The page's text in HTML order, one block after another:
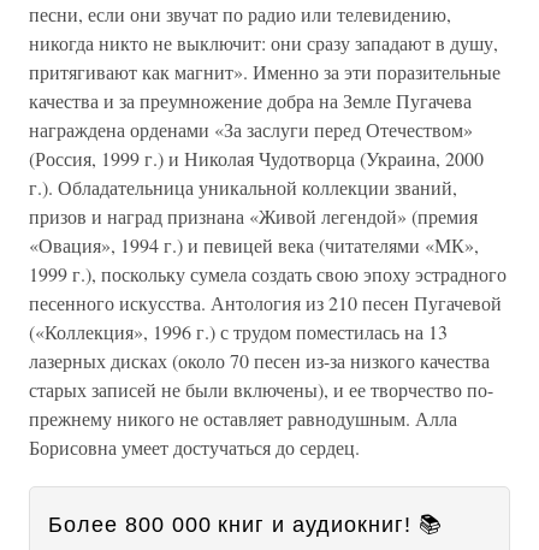
песни, если они звучат по радио или телевидению,
никогда никто не выключит: они сразу западают в душу,
притягивают как магнит». Именно за эти поразительные
качества и за преумножение добра на Земле Пугачева
награждена орденами «За заслуги перед Отечеством»
(Россия, 1999 г.) и Николая Чудотворца (Украина, 2000
г.). Обладательница уникальной коллекции званий,
призов и наград признана «Живой легендой» (премия
«Овация», 1994 г.) и певицей века (читателями «МК»,
1999 г.), поскольку сумела создать свою эпоху эстрадного
песенного искусства. Антология из 210 песен Пугачевой
(«Коллекция», 1996 г.) с трудом поместилась на 13
лазерных дисках (около 70 песен из-за низкого качества
старых записей не были включены), и ее творчество по-
прежнему никого не оставляет равнодушным. Алла
Борисовна умеет достучаться до сердец.
Более 800 000 книг и аудиокниг! 📚